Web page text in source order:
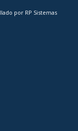
por RP Sistemas